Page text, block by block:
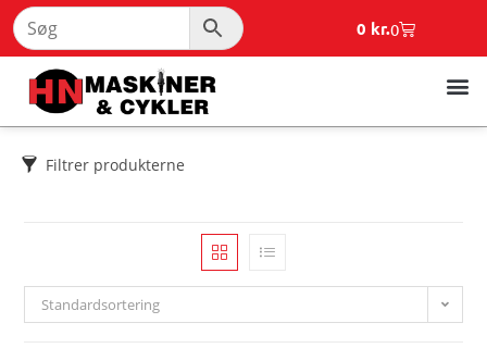
0 kr.0
Filtrer produkterne
Standardsortering